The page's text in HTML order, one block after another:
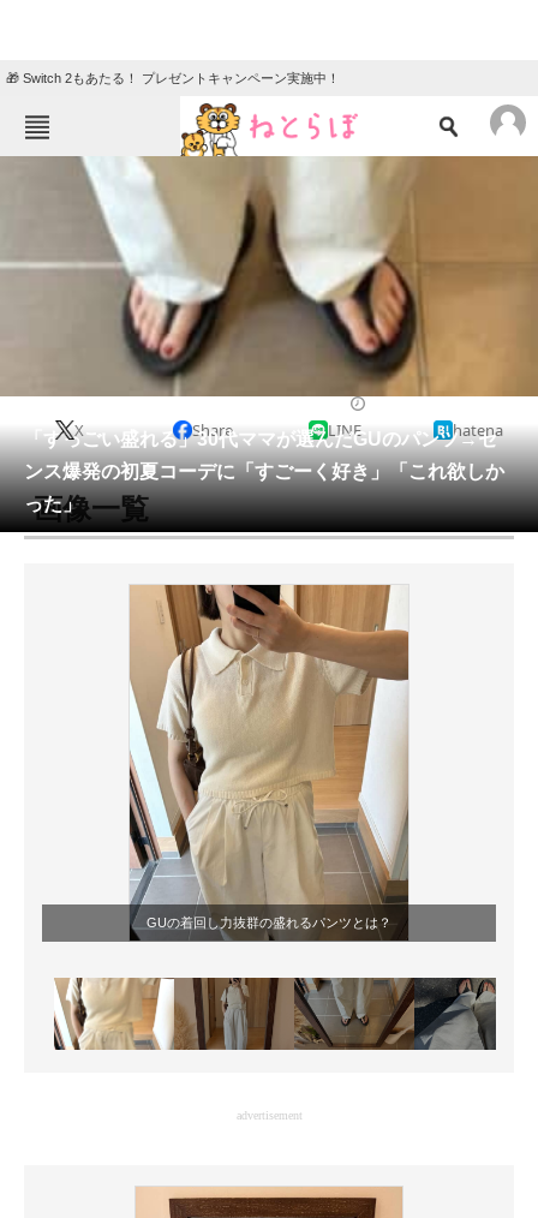
🎁 Switch 2もあたる！ プレゼントキャンペーン実施中！
ねとらぼメニュー
クイズ
地域
教育・育児
会員記事
メディア
注目記事を集めた総合ページ
ITの今と未来を見通す
スマホと通信の最新トレンド
進化するPCとデバイスの未来
好きが集まる 比べて選べる
ビジネスと働き方のヒント
AI活用のいまが分かる
企業ITのトレンドを詳説
マーケ×ITの今がよく分かる
ITエンジニア向け専門サイト
製造業のIT導入・活用を支援
「すっごい盛れる」30代ママが選んだGUのパンツ→セ
ンス爆発の初夏コーデに「すごーく好き」「これ欲しか
った」
X Share LINE hatena
画像一覧
GUの着回し力抜群の盛れるパンツとは？
advertisement